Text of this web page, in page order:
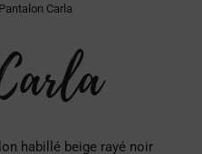
Carla
habillé beige rayé noir